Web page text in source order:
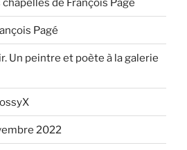
de François Pagé
Pagé
Un peintre et poète à la galerie
2022